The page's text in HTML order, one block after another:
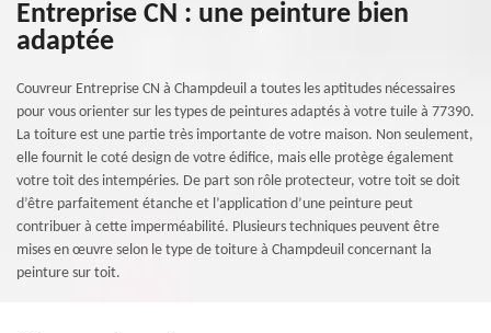
Entreprise CN : une peinture bien
adaptée
Couvreur Entreprise CN à Champdeuil a toutes les aptitudes nécessaires
pour vous orienter sur les types de peintures adaptés à votre tuile à 77390.
La toiture est une partie très importante de votre maison. Non seulement,
elle fournit le coté design de votre édifice, mais elle protège également
votre toit des intempéries. De part son rôle protecteur, votre toit se doit
d’être parfaitement étanche et l’application d’une peinture peut
contribuer à cette imperméabilité. Plusieurs techniques peuvent être
mises en œuvre selon le type de toiture à Champdeuil concernant la
peinture sur toit.